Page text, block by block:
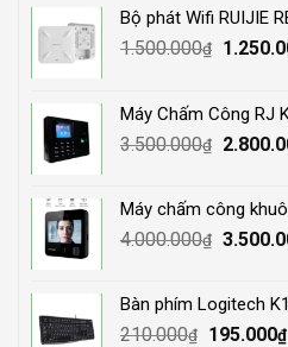
Bộ phát Wifi RUIJIE
1.500.000₫
Original
Máy Chấm Công RJ
3.500.000₫
Original
Máy chấm công
4.000.000₫ Original
Bàn phím Logitech
210.000₫
Original
195.000₫